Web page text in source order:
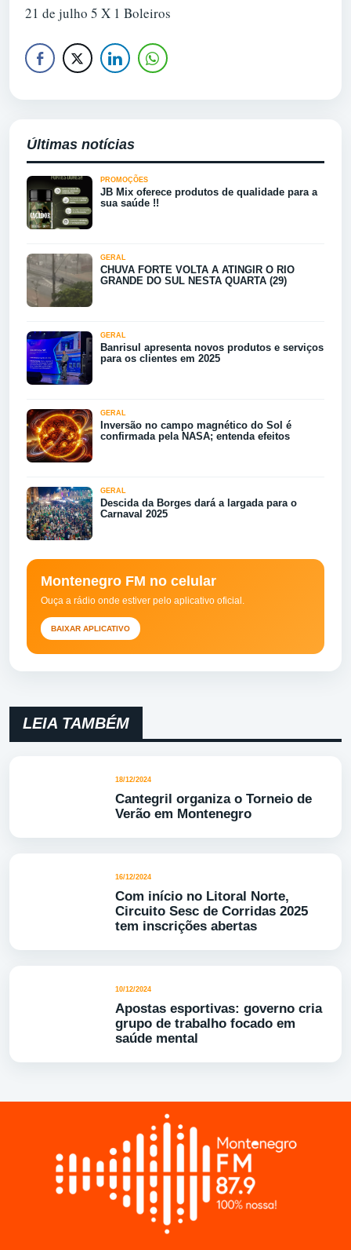
21 de julho 5 X 1 Boleiros
Últimas notícias
PROMOÇÕES
JB Mix oferece produtos de qualidade para a
sua saúde !!
GERAL
CHUVA FORTE VOLTA A ATINGIR O RIO
GRANDE DO SUL NESTA QUARTA (29)
GERAL
Banrisul apresenta novos produtos e serviços
para os clientes em 2025
GERAL
Inversão no campo magnético do Sol é
confirmada pela NASA; entenda efeitos
GERAL
Descida da Borges dará a largada para o
Carnaval 2025
Montenegro FM no celular
Ouça a rádio onde estiver pelo aplicativo oficial.
BAIXAR APLICATIVO
LEIA TAMBÉM
18/12/2024
Cantegril organiza o Torneio de
Verão em Montenegro
16/12/2024
Com início no Litoral Norte,
Circuito Sesc de Corridas 2025
tem inscrições abertas
10/12/2024
Apostas esportivas: governo cria
grupo de trabalho focado em
saúde mental